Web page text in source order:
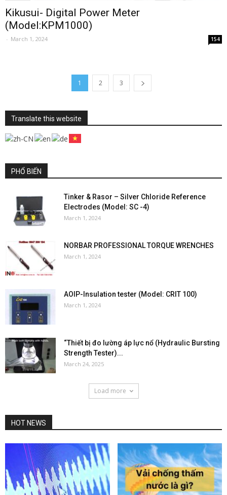
Kikusui- Digital Power Meter
(Model:KPM1000)
- March 1, 2024 154
1 2 3
Translate this website
PHỔ BIẾN
Tinker & Rasor – Silver Chloride Reference
Electrodes (Model: SC -4)
March 1, 2024
NORBAR PROFESSIONAL TORQUE WRENCHES
March 1, 2024
AOIP-Insulation tester (Model: CRIT 100)
March 1, 2024
“Thiết bị đo lường áp lực nổ (Hydraulic Bursting
Strength Tester)...
March 24, 2025
Load more
HOT NEWS